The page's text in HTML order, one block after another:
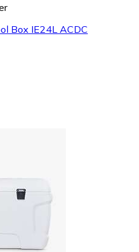
Box IE24L ACDC